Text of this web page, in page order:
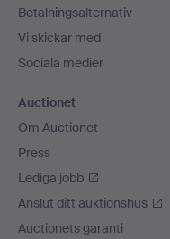
Betalningsalternativ
Vi skickar med
Sociala medier
Auctionet
Om Auctionet
Press
Lediga jobb
Anslut ditt auktionshus
Auctionets garanti